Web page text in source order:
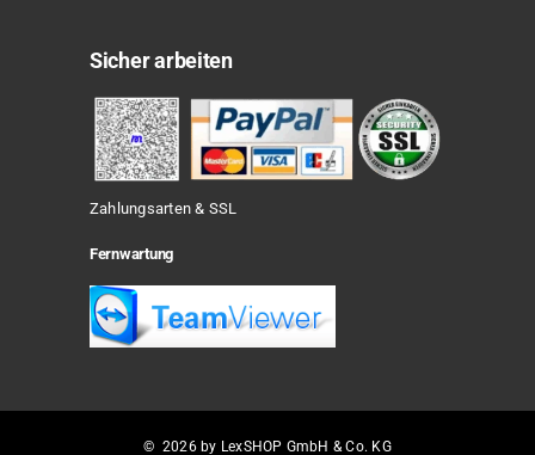
Sicher arbeiten
Zahlungsarten & SSL
Fernwartung
© 2026 by LexSHOP GmbH & Co. KG